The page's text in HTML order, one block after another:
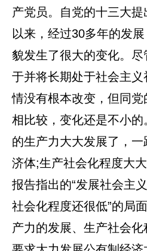
产党员。自党的十三大
以来，经过30多年的发
貌发生了很大的变化。
于并将长期处于社会主
情没有根本改变，但同
相比较，变化还是不小
的生产力大大发展了，
济体;生产社会化程度大
报告指出的“发展社会主
社会化程度还很低”的局
产力的发展、生产社会